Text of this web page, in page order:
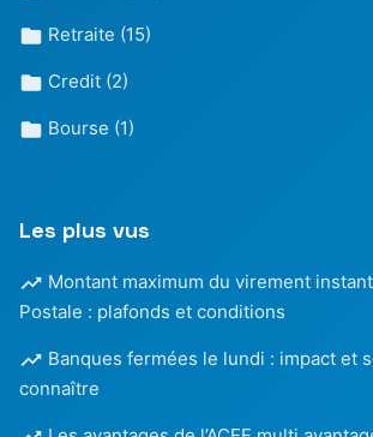
Retraite (15)
Credit (2)
Bourse (1)
Les plus vus
Montant maximum du virement
Postale : plafonds et conditions
Banques fermées le lundi : impact et
connaître